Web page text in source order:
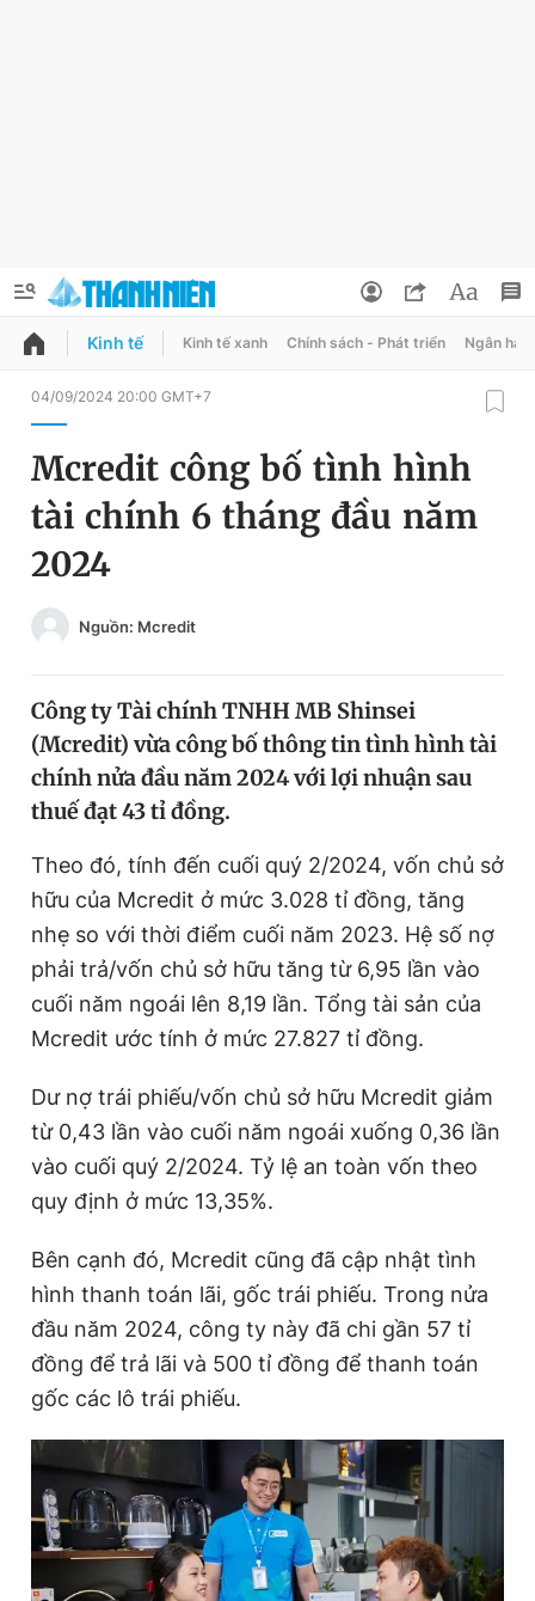
QUẢNG CÁO
Chuyên mục
Chuyên mục khác
Chào ngày mới
Video Magazine
Sản phẩm khác
Tiện ích Bạn cần biết
Thông tin tòa soạn Liên hệ quảng cáo
Đọc Thanh Niên trên điện thoại
Theo dõi báo trên
Hotline
0906 645 777
Liên hệ quảng cáo
Đặt báo Quảng cáo RSS Tòa soạn
Tổng biên tập: Nguyễn Ngọc Toàn
Phó tổng biên tập thường trực: Hải Thành
Phó tổng biên tập: Lâm Hiếu Dũng
Phó tổng biên tập: Trần Việt Hưng
Tổng thư ký tòa soạn: Đức Trung
Đổi mật khẩu
Tin đã lưu
Kinh tế Kinh tế xanh Chính sách - Phát triển Ngân
04/09/2024 20:00 GMT+7
Mcredit công bố tình hình
tài chính 6 tháng đầu năm
2024
Nguồn: Mcredit
Công ty Tài chính TNHH MB Shinsei
(Mcredit) vừa công bố thông tin tình hình tài
chính nửa đầu năm 2024 với lợi nhuận sau
thuế đạt 43 tỉ đồng.
Theo đó, tính đến cuối quý 2/2024, vốn chủ sở
hữu của Mcredit ở mức 3.028 tỉ đồng, tăng
nhẹ so với thời điểm cuối năm 2023. Hệ số nợ
phải trả/vốn chủ sở hữu tăng từ 6,95 lần vào
cuối năm ngoái lên 8,19 lần. Tổng tài sản của
Mcredit ước tính ở mức 27.827 tỉ đồng.
Dư nợ trái phiếu/vốn chủ sở hữu Mcredit giảm
từ 0,43 lần vào cuối năm ngoái xuống 0,36 lần
vào cuối quý 2/2024. Tỷ lệ an toàn vốn theo
quy định ở mức 13,35%.
Bên cạnh đó, Mcredit cũng đã cập nhật tình
hình thanh toán lãi, gốc trái phiếu. Trong nửa
đầu năm 2024, công ty này đã chi gần 57 tỉ
đồng để trả lãi và 500 tỉ đồng để thanh toán
gốc các lô trái phiếu.